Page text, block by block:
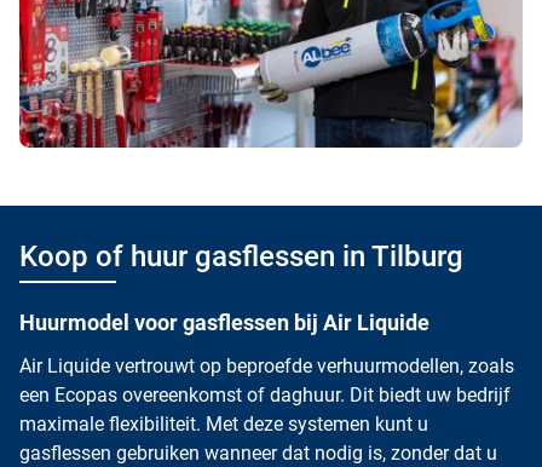
Koop of huur gasflessen in Tilburg
Huurmodel voor gasflessen bij Air Liquide
Air Liquide vertrouwt op beproefde verhuurmodellen, zoals
een Ecopas overeenkomst of daghuur. Dit biedt uw bedrijf
maximale flexibiliteit. Met deze systemen kunt u
gasflessen gebruiken wanneer dat nodig is, zonder dat u